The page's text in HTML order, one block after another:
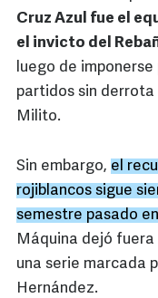
Cruz Azul fue el
el invicto del
luego de
partidos sin
Milito.
Sin embargo, el
rojiblancos sigue
semestre pasado
Máquina dejó fuera
una serie marcada
Hernández.